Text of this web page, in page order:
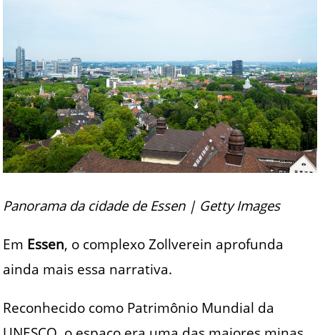
Panorama da cidade de Essen | Getty Images
Em Essen, o complexo Zollverein aprofunda
ainda mais essa narrativa.
Reconhecido como Patrimônio Mundial da